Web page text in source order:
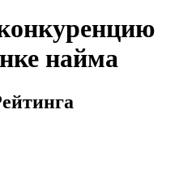
найма